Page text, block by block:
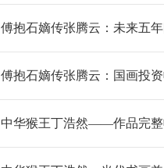
傅抱石嫡传张腾云：未来五
傅抱石嫡传张腾云：国画投
中华猴王丁浩然——作品完整